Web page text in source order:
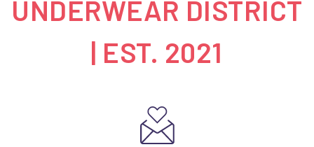
UNDERWEAR DISTRICT
| EST. 2021